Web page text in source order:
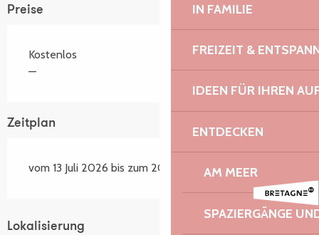
IN FAMILIE
FREIZEIT &
IDEEN FÜR IHREN
ENTDECKEN
AM MEER
SPAZIERGÄNGE
Preise
Kostenlos
—
Zeitplan
vom 13 Juli 2026 bis zum 20 August 2026
Lokalisierung